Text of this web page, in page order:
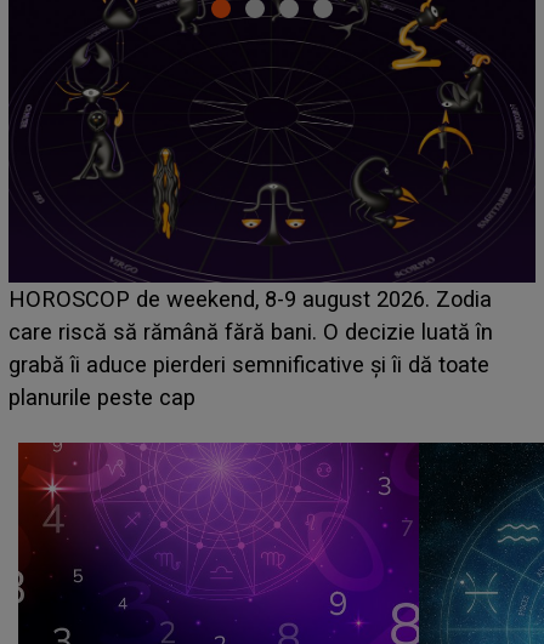
Emanuel a ținut ACEST DETALIU ASCUNS până
acum! În fața Alexandrei, concurentul din Casa Iubirii
face o MĂRTURISIRE NEAȘTEPTATĂ despre mama
sa: "I-am spus și ei în față, eu nu te iubesc pentru